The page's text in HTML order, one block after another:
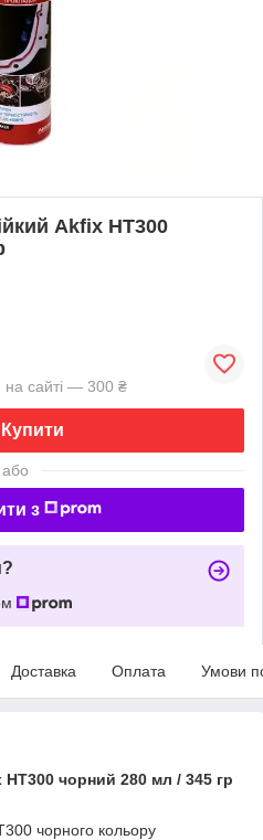
Akfix HT300
на сайті — 300 ₴
Купити
або
з
Доставка Оплата Умови
чорний 280 мл / 345 гр
чорного кольору